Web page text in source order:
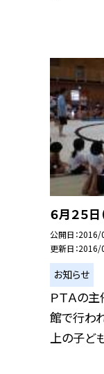
６月２５
公開日 2016/
更新日 2016/
お知らせ
ＰＴＡの
館で行わ
上の子ど